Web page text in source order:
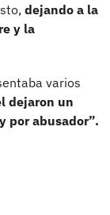
dejando a la
y la
varios
dejaron un
por abusador”.